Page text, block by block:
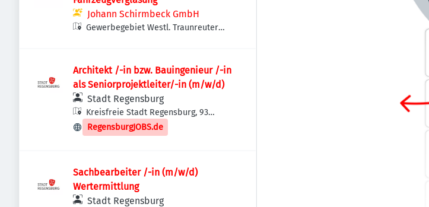
Johann Schirmbeck GmbH
Gewerbegebiet Westl. Traunreuter
Architekt /-in bzw. Bauingenieur /-in
als Seniorprojektleiter/-in (m/w/d)
Stadt Regensburg
Kreisfreie Stadt Regensburg, 93
Regensburg, Deutschland
RegensburgJOBS.de
Sachbearbeiter /-in (m/w/d)
Wertermittlung
Stadt Regensburg